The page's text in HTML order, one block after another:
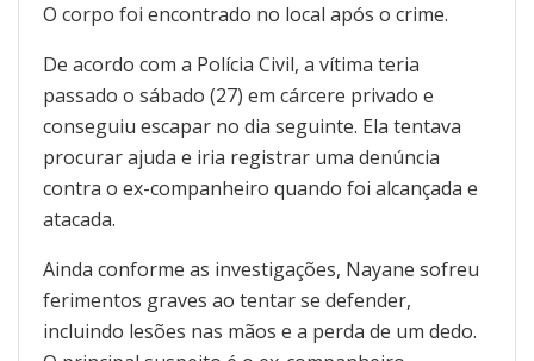
O corpo foi encontrado no local após o crime.
De acordo com a Polícia Civil, a vítima teria
passado o sábado (27) em cárcere privado e
conseguiu escapar no dia seguinte. Ela tentava
procurar ajuda e iria registrar uma denúncia
contra o ex-companheiro quando foi alcançada e
atacada.
Ainda conforme as investigações, Nayane sofreu
ferimentos graves ao tentar se defender,
incluindo lesões nas mãos e a perda de um dedo.